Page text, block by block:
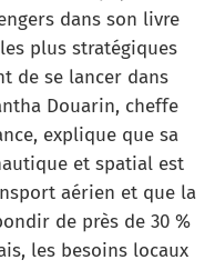
dans son livre
plus stratégiques
de se lancer dans
Douarin, cheffe
explique que sa
et spatial est
aérien et que la
de près de 30 %
les besoins locaux